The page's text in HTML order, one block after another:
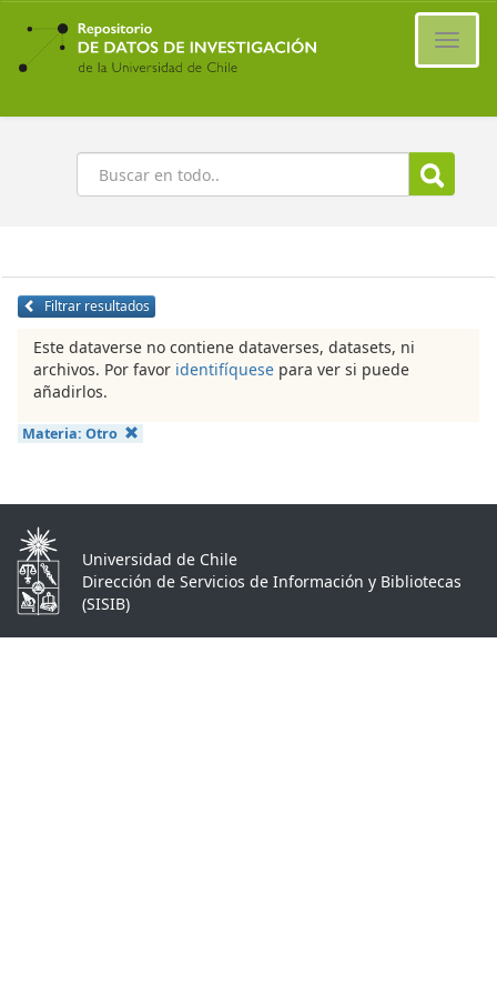
Ir
contenido
principal
Buscar
Filtrar resultados
Este dataverse no contiene dataverses, datasets, ni
archivos. Por favor identifíquese para ver si puede
añadirlos.
Materia: Otro
Universidad de Chile
Dirección de Servicios de Información y Bibliotecas
(SISIB)